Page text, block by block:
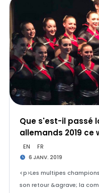
Que s'est-il passé
allemands 2019 ce
EN FR
6 JANV. 2019
<p>Les multipes
son retour &agrave; la